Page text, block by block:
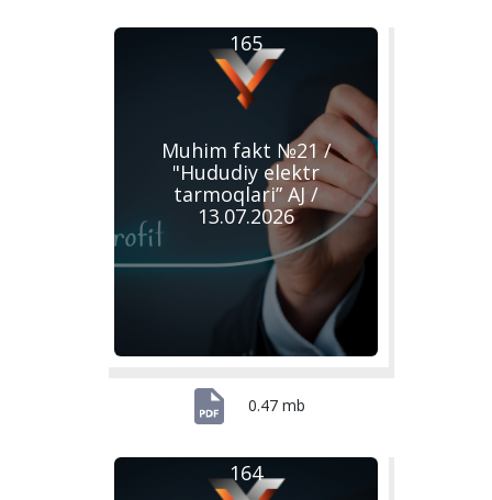
Muhim fakt №21 /
"Hududiy elektr
tarmoqlari” AJ /
13.07.2026
165
0.47 mb
164